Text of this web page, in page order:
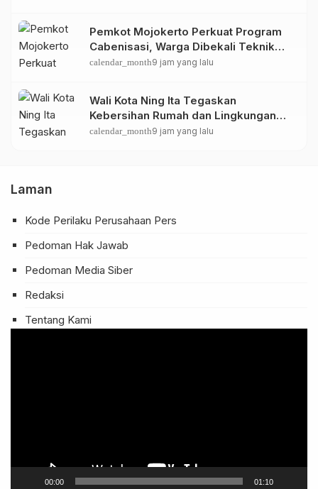
Pemkot Mojokerto Perkuat Program
Cabenisasi, Warga Dibekali Teknik
Budidaya Cabai dan Peluang
calendar_month9 jam yang lalu
Wali Kota Ning Ita Tegaskan
Kebersihan Rumah dan Lingkungan
Jadi Fondasi Kota Mojokerto Sehat
calendar_month9 jam yang lalu
Laman
Kode Perilaku Perusahaan Pers
Pedoman Hak Jawab
Pedoman Media Siber
Redaksi
Tentang Kami
00:00 01:10